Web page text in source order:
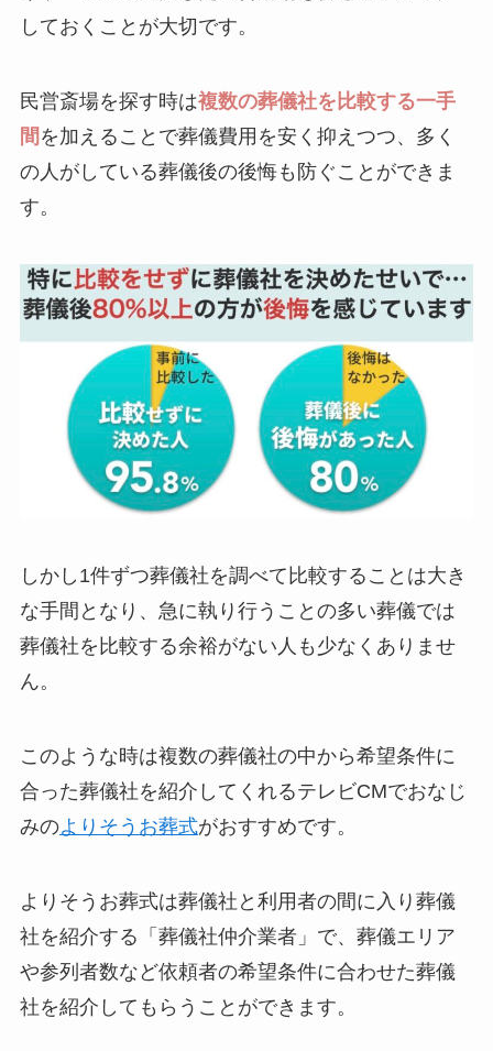
しておくことが大切です。
民営斎場を探す時は複数の葬儀社を比較する一手
間 を加えることで葬儀費用を安く抑えつつ、多く
の人がしている葬儀後の後悔も防ぐことができま
す。
しかし1件ずつ葬儀社を調べて比較することは大き
な手間となり、急に執り行うことの多い葬儀では
葬儀社を比較する余裕がない人も少なくありませ
ん。
このような時は複数の葬儀社の中から希望条件に
合った葬儀社を紹介してくれるテレビCMでおなじ
みのよりそうお葬式がおすすめです。
よりそうお葬式は葬儀社と利用者の間に入り葬儀
社を紹介する「葬儀社仲介業者」で、葬儀エリア
や参列者数など依頼者の希望条件に合わせた葬儀
社を紹介してもらうことができます。